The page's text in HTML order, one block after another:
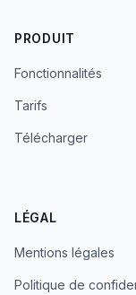
PRODUIT
Fonctionnalités
Tarifs
Télécharger
LÉGAL
Mentions légales
Politique de